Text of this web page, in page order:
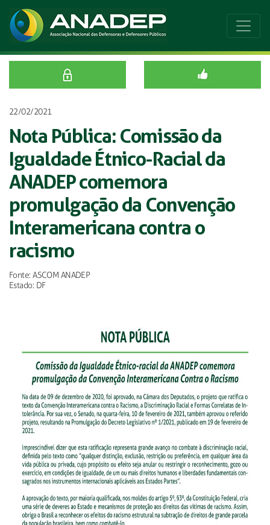
22/02/2021
Nota Pública: Comissão da
Igualdade Étnico-Racial da
ANADEP comemora
promulgação da Convenção
Interamericana contra o
racismo
Fonte: ASCOM ANADEP
Estado: DF